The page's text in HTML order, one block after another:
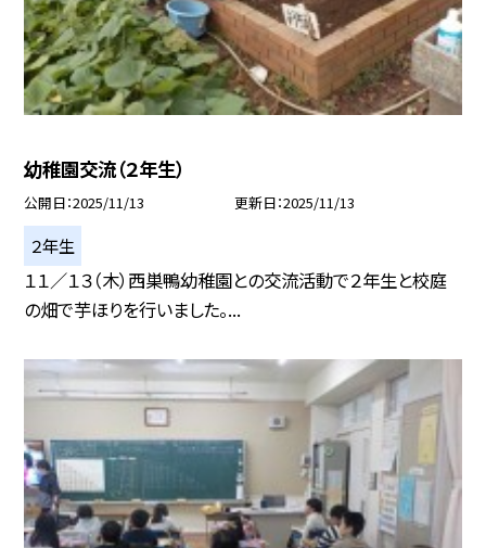
幼稚園交流（２年生）
公開日 2025/11/13 更新日 2025/11/13
２年生
１１／１３（木）西巣鴨幼稚園との交流活動で２年生と校庭
の畑で芋ほりを行いました。...